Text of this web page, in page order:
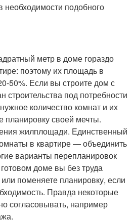
подобного
метр в доме гораздо
поэтому их площадь в
50%. Если вы строите дом с
строительства под потребности
количество комнат и их
планировку своей мечты.
жилплощади. Единственный
в квартире — объединить
варианты перепланировок
доме вы без труда
поменяете планировку, если
Правда некоторые
согласовывать, например